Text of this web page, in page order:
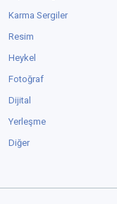
Karma Sergiler
Resim
Heykel
Fotoğraf
Dijital
Yerleşme
Diğer